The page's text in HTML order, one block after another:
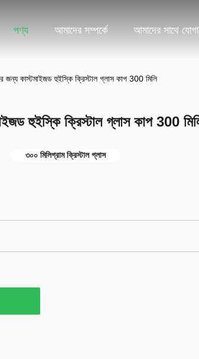
পণ্য আমাদের সম্পর্কে আমাদের সাথে
জন্য কাস্টমাইজড হুইস্কি ক্রিস্টাল গ্লাস কাপ 300 মিলি
হুইস্কি ক্রিস্টাল গ্লাস কাপ 300
৩০০ মিলিগ্রাম ক্রিস্টাল গ্লাস